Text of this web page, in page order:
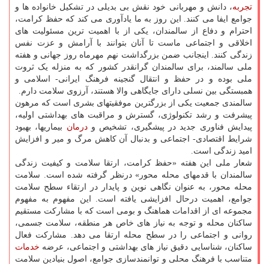
تجربه، دانش و مهربانی خود نقش بی بدیلی در تشکیل خانواده ها و
جوامع ایفا می کنند. این روز به ما یادآوری می کند که حفظ کرامت،
احترام و دفاع از سالمندان، یکی از با اهمیت ترین مسئولیت های
اخلاقی و اجتماعی ماست تا آنان بتوانند با آرامش و عزت نفس
زندگی کنند. اینجانب ضمن بزرگداشت نهم مهرماه روز جهانی و هفته
ملی سالمند، برای سالمندان گرانقدر کشور که به منزله یک ثروت
ملی بوده و در حفظ و انتقال گنجینه فرهنگ ایرانی- اسلامی و
همبستگی بین نسلی دارای جایگاهی والا هستند، آرزوی سلامت دارم.
سالمندی جمعیت یکی از بزرگترین موفقیتهای بشری است که مرهون
پیشرفت و رشد تکنولوژی، گسترش و مراقبت های بهداشتی اولیه،
پیدایش فناوری جدید در پیشگیری، تشخیص ودرمان بیماریها، بهبود
شرایط اقتصادی- اجتماعی و بدنبال آن کاهش مرگ و میر و افزایش
امید زندگی است.
شعار ملی این هفته «حفظ کرامت، ارتقا سلامت و کیفیت زندگی
سالمندان با قدمهای محله محور» درنظر گرفته شده است. سلامت
محله محور، به عنوان نگاهی نوین و پایدار در ارتقاء سطح سلامت
جوامع، اهمیت درحال افزایشی یافته است. این مفهوم به مفهوم
مجموعه ای از اقدامات هماهنگ و بومی است که با مشارکت مستقیم
ساکنان محله و توجه به نیاز های خاص هر منطقه، سلامت جسمی،
روانی و اجتماعی را در سطح محله ارتقا می دهد. مشارکت فعال
ساکنان، شناسایی دقیق نیاز های بهداشتی و اجتماعی، عرضه خدمات
متناسب با فرهنگ محلی و توانمندسازی جوامع، اصول بنیادین سلامت